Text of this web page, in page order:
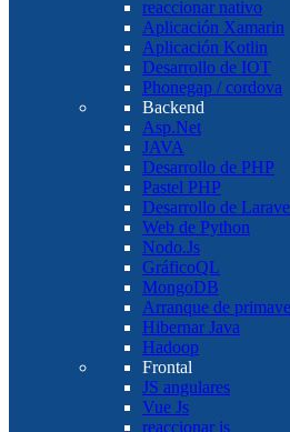
reaccionar nativo
Aplicación Xamarin
Aplicación Kotlin
Desarrollo de IOT
Phonegap / cordova
Backend
Asp.Net
JAVA
Desarrollo de PHP
Pastel PHP
Desarrollo de
Web de Python
Nodo.Js
GráficoQL
MongoDB
Arranque de
Hibernar Java
Hadoop
Frontal
JS angulares
Vue Js
reaccionar js